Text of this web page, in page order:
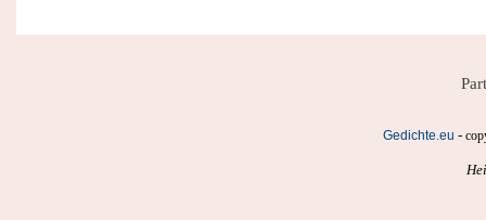
Gedichte.eu -